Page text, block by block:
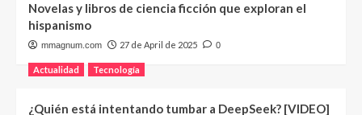
Novelas y libros de ciencia ficción que exploran el
hispanismo
mmagnum.com 27 de April de 2025 0
Actualidad Tecnología
¿Quién está intentando tumbar a DeepSeek? [VIDEO]